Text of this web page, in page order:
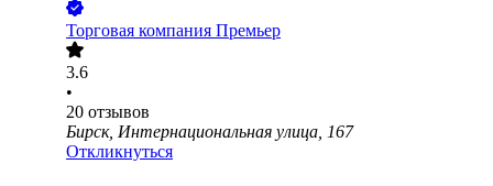
Торговая компания Премьер
3.6
•
20 отзывов
Бирск, Интернациональная улица, 167
Откликнуться